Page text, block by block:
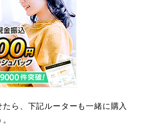
ら、下記ルーターも一緒に購入